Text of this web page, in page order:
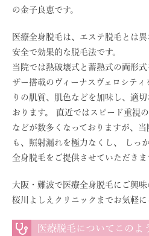
の金子良恵です。
医療全身脱毛は、エステ脱毛とは
安全で効果的な脱毛法です。
当院では熱破壊式と蓄熱式の両形
ザー搭載のヴィーナスヴェロシテ
りの肌質、肌色などを加味し、適
おります。 直近ではスピード重視
などが数多くなっておりますが、
も、照射漏れを極力なくし、 しっ
全身脱毛をご提供させていただきま
大阪・難波で医療全身脱毛にご興味
桜川よしえクリニックまでお気軽に
医療脱毛についてこのよ